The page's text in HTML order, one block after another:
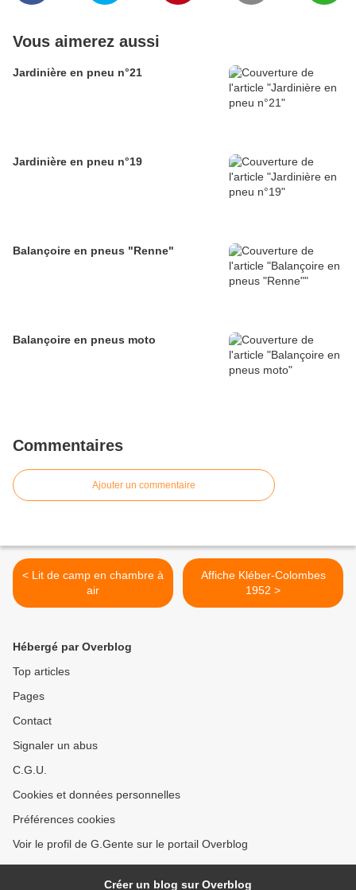
Vous aimerez aussi
Jardinière en pneu n°21
Jardinière en pneu n°19
Balançoire en pneus "Renne"
Balançoire en pneus moto
Commentaires
Ajouter un commentaire
< Lit de camp en chambre à
air
Affiche Kléber-Colombes
1952 >
Hébergé par Overblog
Top articles
Pages
Contact
Signaler un abus
C.G.U.
Cookies et données personnelles
Préférences cookies
Voir le profil de G.Gente sur le portail Overblog
Créer un blog sur Overblog